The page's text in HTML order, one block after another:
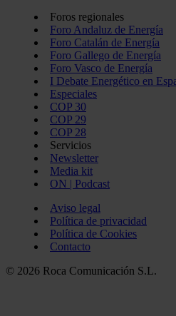
Foros regionales
Foro Andaluz de Energía
Foro Catalán de Energía
Foro Gallego de Energía
Foro Vasco de Energía
I Debate Energético en
Especiales
COP 30
COP 29
COP 28
Servicios
Newsletter
Media kit
ON | Podcast
Aviso legal
Política de privacidad
Política de Cookies
Contacto
© 2026 Roca Comunicación S.L.